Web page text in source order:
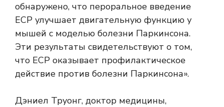
обнаружено, что пероральное введение
ECP улучшает двигательную функцию у
мышей с моделью болезни Паркинсона.
Эти результаты свидетельствуют о том,
что ECP оказывает профилактическое
действие против болезни Паркинсона».
Дэниел Труонг, доктор медицины,